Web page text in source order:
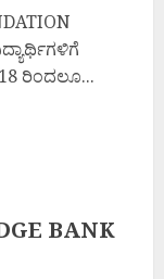
ರಿಂದಲೂ...
BANK